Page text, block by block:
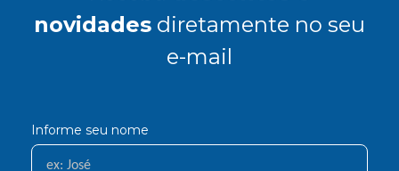
novidades diretamente no seu
e-mail
Informe seu nome